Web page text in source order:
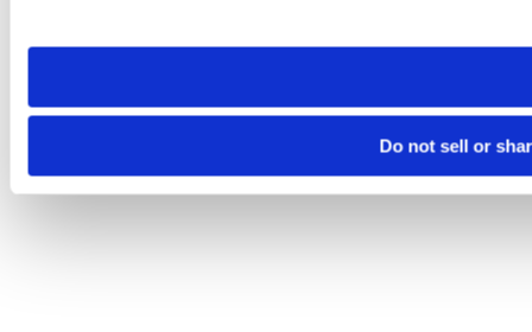
need to be set again.
Do not sell or